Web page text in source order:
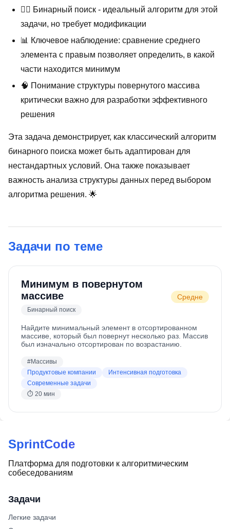
🤹‍♂️ Бинарный поиск - идеальный алгоритм для этой
задачи, но требует модификации
📊 Ключевое наблюдение: сравнение среднего
элемента с правым позволяет определить, в какой
части находится минимум
🧠 Понимание структуры повернутого массива
критически важно для разработки эффективного
решения
Эта задача демонстрирует, как классический алгоритм
бинарного поиска может быть адаптирован для
нестандартных условий. Она также показывает
важность анализа структуры данных перед выбором
алгоритма решения. 🌟
Задачи по теме
Минимум в повернутом
массиве
Бинарный поиск
Средне
Найдите минимальный элемент в отсортированном
массиве, который был повернут несколько раз. Массив
был изначально отсортирован по возрастанию.
#Массивы
Продуктовые компании
Интенсивная подготовка
Современные задачи
⏱ 20 мин
SprintCode
Платформа для подготовки к алгоритмическим
собеседованиям
Задачи
Легкие задачи